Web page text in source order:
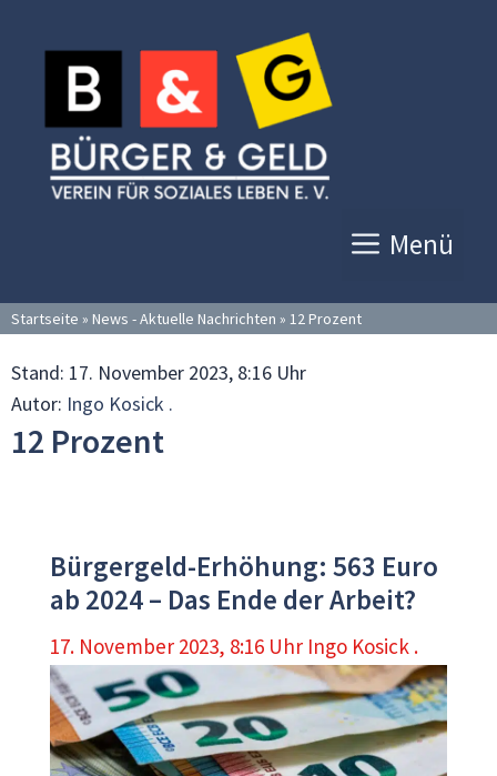
Inhalt
springen
Menü
Startseite » News - Aktuelle Nachrichten » 12 Prozent
Stand: 17. November 2023, 8:16 Uhr
Autor: Ingo Kosick .
12 Prozent
Bürgergeld-Erhöhung: 563 Euro
ab 2024 – Das Ende der Arbeit?
17. November 2023, 8:16 Uhr Ingo Kosick .